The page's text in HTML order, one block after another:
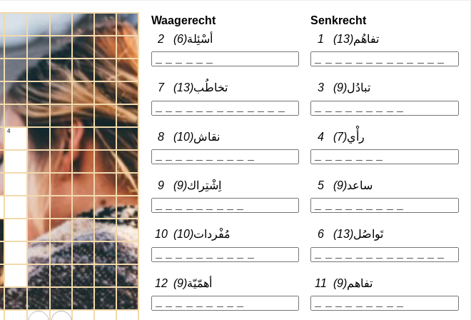
4
Waagerecht
2
أسْئِلة(6)
7 تخاطُب(13)
8 نقاش(10)
9 اِشْتِراك(9)
10 مُفْردات(10)
12 أهمّيّة(9)
Senkrecht
1
تفاهُم(13)
3 تبادُل(9)
4 رأْي(7)
5 ساعد(9)
6 تَواصُل(13)
11 تفاهم(9)